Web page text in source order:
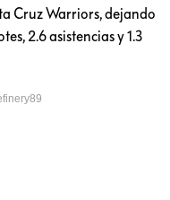
Cruz Warriors, dejando
2.6 asistencias y 1.3